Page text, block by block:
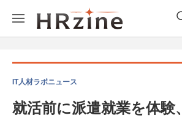
IT人材ラボニュース
就活前に派遣就業を体験